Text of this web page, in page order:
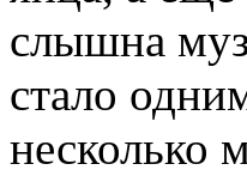
слышна
стало
несколько